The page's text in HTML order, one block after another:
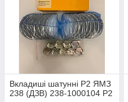
Вкладиші шатунні Р2 ЯМЗ
238 (ДЗВ) 238-1000104 Р2